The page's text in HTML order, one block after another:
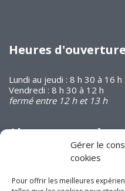
Gérer le
cookies
Pour offrir les meilleures
Heures d'ouverture
Lundi au jeudi : 8 h 30 à 16 h
Vendredi : 8 h 30 à 12 h
fermé entre 12 h et 13 h
Abonnez-vous à
notre infolettre